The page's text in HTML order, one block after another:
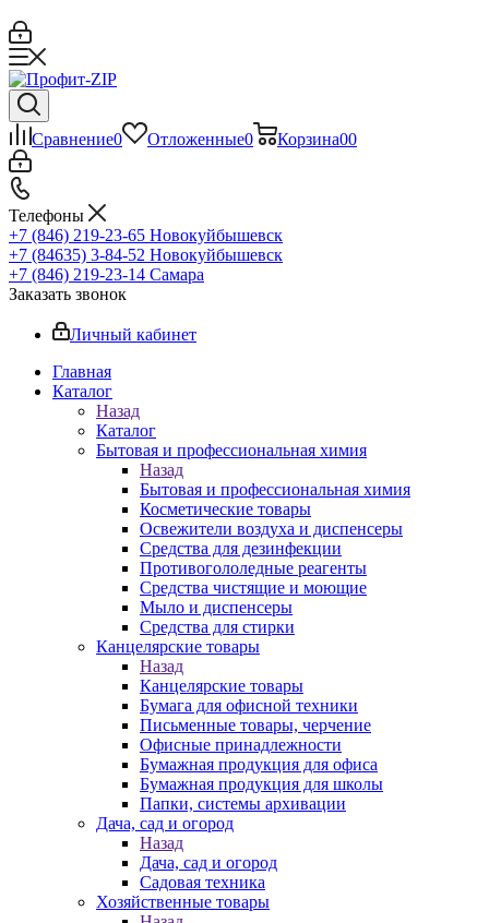
Сравнение0 Отложенные0 Корзина00
Телефоны
+7 (846) 219-23-65 Новокуйбышевск
+7 (84635) 3-84-52 Новокуйбышевск
+7 (846) 219-23-14 Самара
Заказать звонок
Личный кабинет
Главная
Каталог
Назад
Каталог
Бытовая и профессиональная химия
Назад
Бытовая и профессиональная химия
Косметические товары
Освежители воздуха и диспенсеры
Средства для дезинфекции
Противогололедные реагенты
Средства чистящие и моющие
Мыло и диспенсеры
Средства для стирки
Канцелярские товары
Назад
Канцелярские товары
Бумага для офисной техники
Письменные товары, черчение
Офисные принадлежности
Бумажная продукция для офиса
Бумажная продукция для школы
Папки, системы архивации
Дача, сад и огород
Назад
Дача, сад и огород
Садовая техника
Хозяйственные товары